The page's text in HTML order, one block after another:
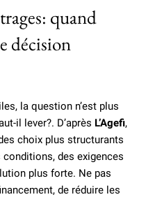
quand
décision
la question n’est plus
il lever?. D’après L’Agefi,
choix plus structurants
conditions, des exigences
plus forte. Ne pas
de réduire les